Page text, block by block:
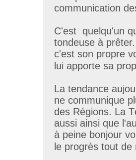
communication
C'est quelqu'un
tondeuse à
c'est son propre
lui apporte sa
La tendance
ne communique
des Régions. La
aussi ainsi que
à peine bonjour
le progrès tout de